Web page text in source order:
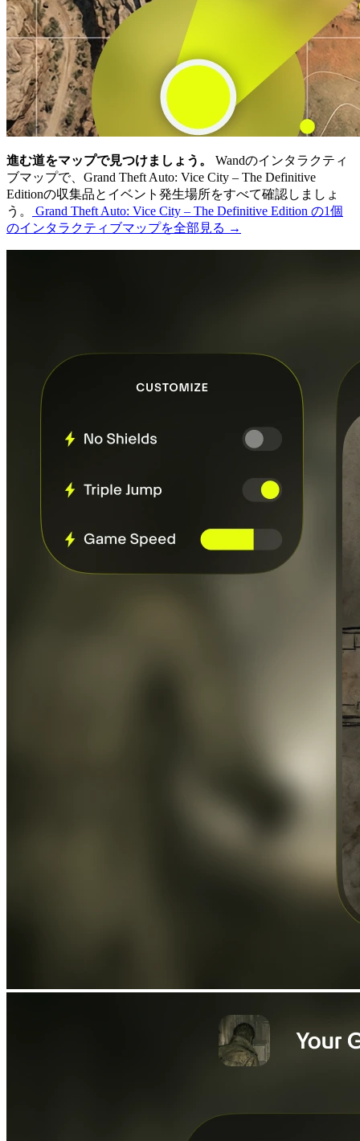
進む道をマップで見つけましょう。
Wandのインタラクティ
ブマップで、Grand Theft Auto: Vice City – The Definitive
Editionの収集品とイベント発生場所をすべて確認しましょ
う。
Grand Theft Auto: Vice City – The Definitive Edition の1個
のインタラクティブマップを全部見る →